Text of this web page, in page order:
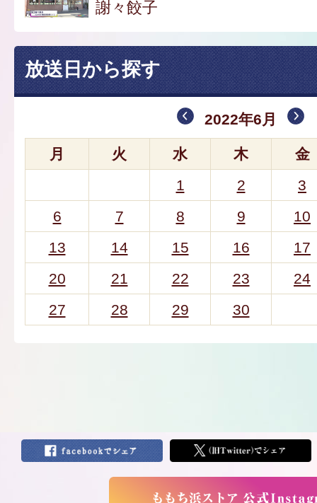
謝々餃子
放送日から探す
2022年6月
月 火 水 木
金
1
2
3
6
7 8 9
10
13
14 15 16
17
20
21 22 23
24
27
28 29 30